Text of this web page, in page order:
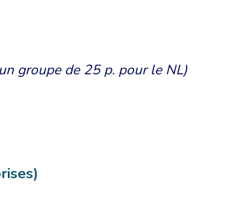
groupe de 25 p. pour le NL)